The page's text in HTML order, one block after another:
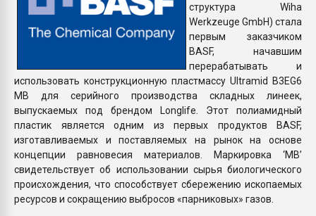
структура Wiha
Werkzeuge GmbH) стала
первым заказчиком
BASF, начавшим
перерабатывать и
использовать конструкционную пластмассу Ultramid B3EG6
MB для серийного производства складных линеек,
выпускаемых под брендом Longlife. Этот полиамидный
пластик является одним из первых продуктов BASF,
изготавливаемых и поставляемых на рынок на основе
концепции равновесия материалов. Маркировка ‘MB’
свидетельствует об использовании сырья биологического
происхождения, что способствует сбережению ископаемых
ресурсов и сокращению выбросов «парниковых» газов.